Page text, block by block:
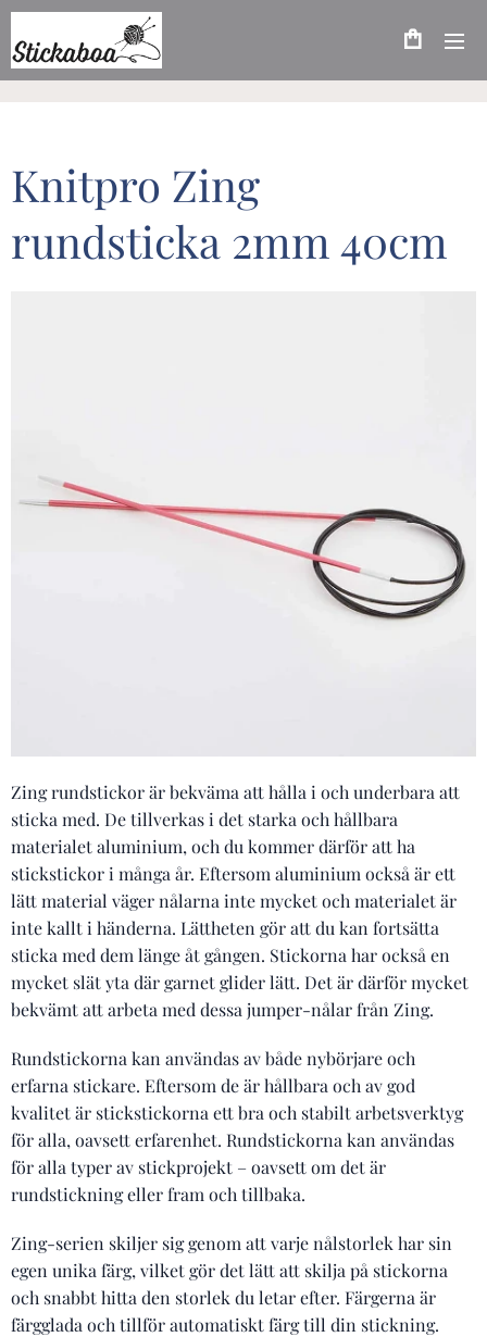
Knitpro Zing
rundsticka 2mm 40cm
Zing rundstickor är bekväma att hålla i och underbara att
sticka med. De tillverkas i det starka och hållbara
materialet aluminium, och du kommer därför att ha
stickstickor i många år. Eftersom aluminium också är ett
lätt material väger nålarna inte mycket och materialet är
inte kallt i händerna. Lättheten gör att du kan fortsätta
sticka med dem länge åt gången. Stickorna har också en
mycket slät yta där garnet glider lätt. Det är därför mycket
bekvämt att arbeta med dessa jumper-nålar från Zing.
Rundstickorna kan användas av både nybörjare och
erfarna stickare. Eftersom de är hållbara och av god
kvalitet är stickstickorna ett bra och stabilt arbetsverktyg
för alla, oavsett erfarenhet. Rundstickorna kan användas
för alla typer av stickprojekt – oavsett om det är
rundstickning eller fram och tillbaka.
Zing-serien skiljer sig genom att varje nålstorlek har sin
egen unika färg, vilket gör det lätt att skilja på stickorna
och snabbt hitta den storlek du letar efter. Färgerna är
färgglada och tillför automatiskt färg till din stickning.